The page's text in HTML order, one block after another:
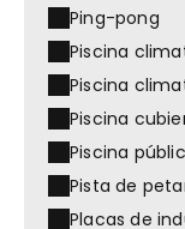
Ping-pong
Piscina
Piscina
Piscina
Piscina
Pista de
Placas de